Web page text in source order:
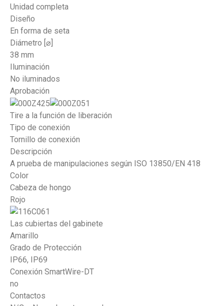
Unidad completa
Diseño
En forma de seta
Diámetro [⌀]
38 mm
Iluminación
No iluminados
Aprobación
Tire a la función de liberación
Tipo de conexión
Tornillo de conexión
Descripción
A prueba de manipulaciones según ISO 13850/EN 418
Color
Cabeza de hongo
Rojo
Las cubiertas del gabinete
Amarillo
Grado de Protección
IP66, IP69
Conexión SmartWire-DT
no
Contactos